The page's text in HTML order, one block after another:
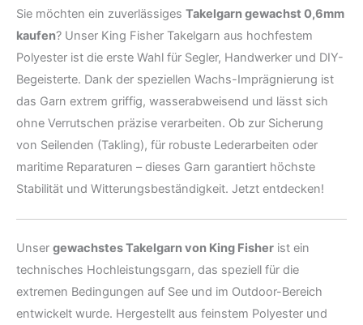
Sie möchten ein zuverlässiges Takelgarn gewachst 0,6mm
kaufen? Unser King Fisher Takelgarn aus hochfestem
Polyester ist die erste Wahl für Segler, Handwerker und DIY-
Begeisterte. Dank der speziellen Wachs-Imprägnierung ist
das Garn extrem griffig, wasserabweisend und lässt sich
ohne Verrutschen präzise verarbeiten. Ob zur Sicherung
von Seilenden (Takling), für robuste Lederarbeiten oder
maritime Reparaturen – dieses Garn garantiert höchste
Stabilität und Witterungsbeständigkeit. Jetzt entdecken!
Unser gewachstes Takelgarn von King Fisher ist ein
technisches Hochleistungsgarn, das speziell für die
extremen Bedingungen auf See und im Outdoor-Bereich
entwickelt wurde. Hergestellt aus feinstem Polyester und